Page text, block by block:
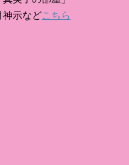
神示などこちら